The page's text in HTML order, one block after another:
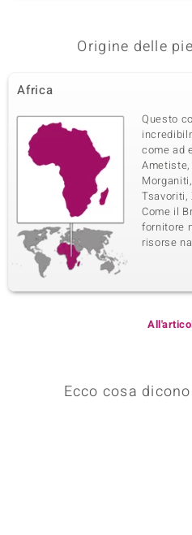
Origine delle
Africa
Questo
come ad
Tsavoriti,
Come il
fornitore
risorse
Ecco cosa